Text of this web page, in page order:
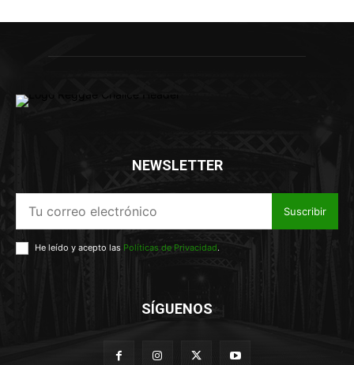
NEWSLETTER
Suscribir
He leído y acepto las Políticas de Privacidad.
SÍGUENOS